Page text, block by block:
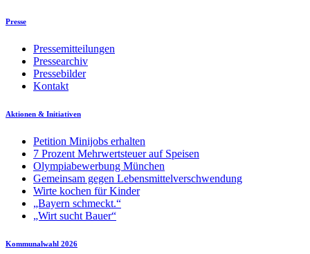
Presse
Pressemitteilungen
Pressearchiv
Pressebilder
Kontakt
Aktionen & Initiativen
Petition Minijobs erhalten
7 Prozent Mehrwertsteuer auf Speisen
Olympiabewerbung München
Gemeinsam gegen Lebensmittelverschwendung
Wirte kochen für Kinder
„Bayern schmeckt.“
„Wirt sucht Bauer“
Kommunalwahl 2026